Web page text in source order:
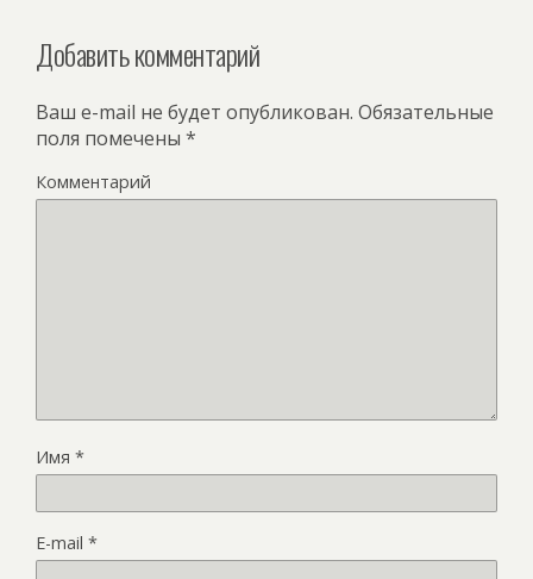
Добавить комментарий
Ваш e-mail не будет опубликован. Обязательные
поля помечены *
Комментарий
Имя *
E-mail *